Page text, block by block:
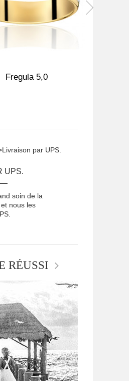
Fregula 5,0
UPS.
soin de la
nous les
RÉUSSI